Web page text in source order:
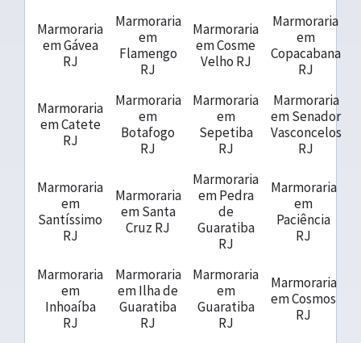
Marmoraria
em Gávea
RJ
Marmoraria
em
Flamengo
RJ
Marmoraria
em Cosme
Velho RJ
Marmoraria
em
Copacabana
RJ
Marmoraria
em Catete
RJ
Marmoraria
em
Botafogo
RJ
Marmoraria
em
Sepetiba
RJ
Marmoraria
em Senador
Vasconcelos
RJ
Marmoraria
em
Santíssimo
RJ
Marmoraria
em Santa
Cruz RJ
Marmoraria
em Pedra
de
Guaratiba
RJ
Marmoraria
em
Paciência
RJ
Marmoraria
em
Inhoaíba
RJ
Marmoraria
em Ilha de
Guaratiba
RJ
Marmoraria
em
Guaratiba
RJ
Marmoraria
em Cosmos
RJ